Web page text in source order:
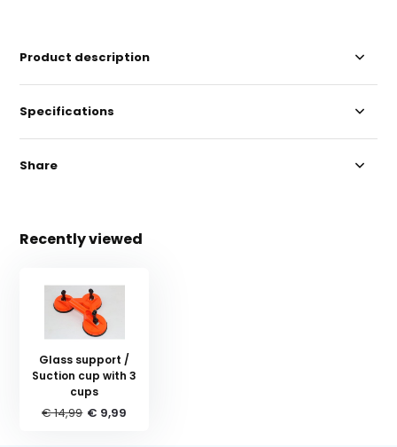
Product description
Specifications
Share
Recently viewed
Glass support /
Suction cup with 3
cups
€ 14,99 € 9,99